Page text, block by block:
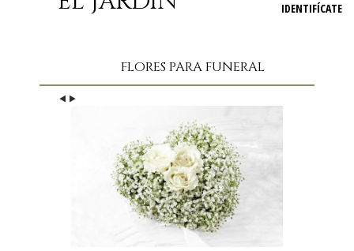
IDENTIFÍCATE
FLORES PARA FUNERAL